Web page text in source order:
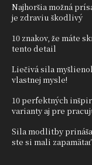
Najhoršia možná
je zdraviu škodlivý
10 znakov, že máte
tento detail
Liečivá sila
vlastnej mysle!
10 perfektných
varianty aj pre
Sila modlitby
ste si mali zapamätať